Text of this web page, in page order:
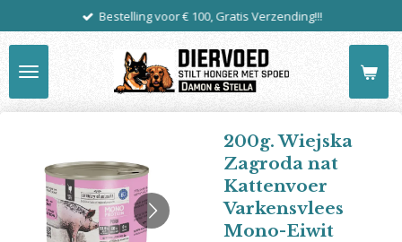
de
hoofdinhoud
Bestelling voor € 100, Gratis Verzending!!!
200g. Wiejska
Zagroda nat
Kattenvoer
Varkensvlees
Mono-Eiwit